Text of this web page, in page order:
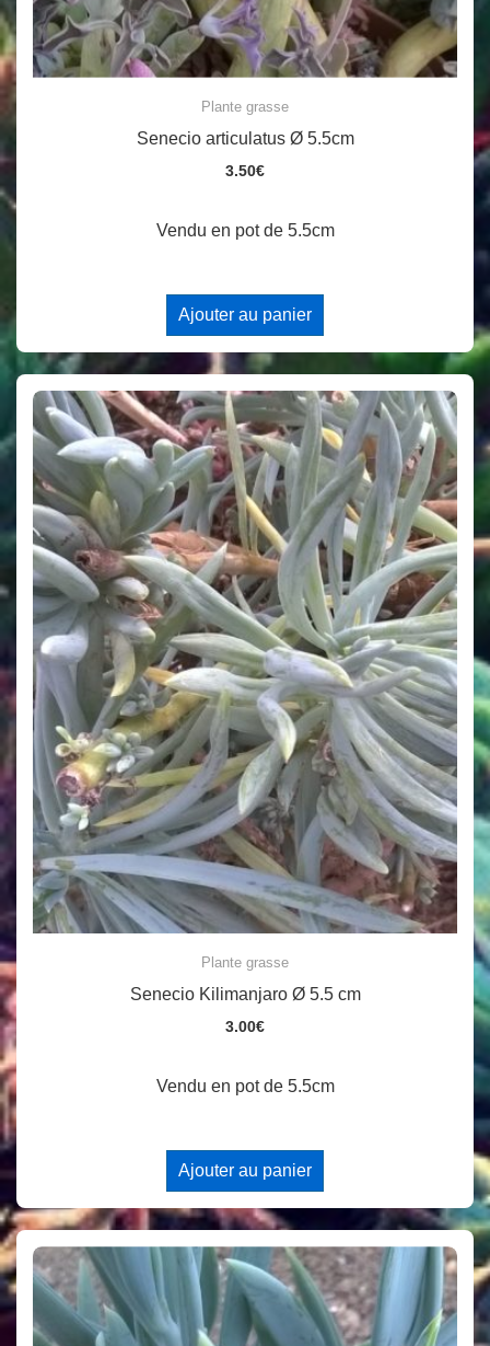
Plante grasse
Senecio articulatus Ø 5.5cm
3.50€
Vendu en pot de 5.5cm
Ajouter au panier
Plante grasse
Senecio Kilimanjaro Ø 5.5 cm
3.00€
Vendu en pot de 5.5cm
Ajouter au panier